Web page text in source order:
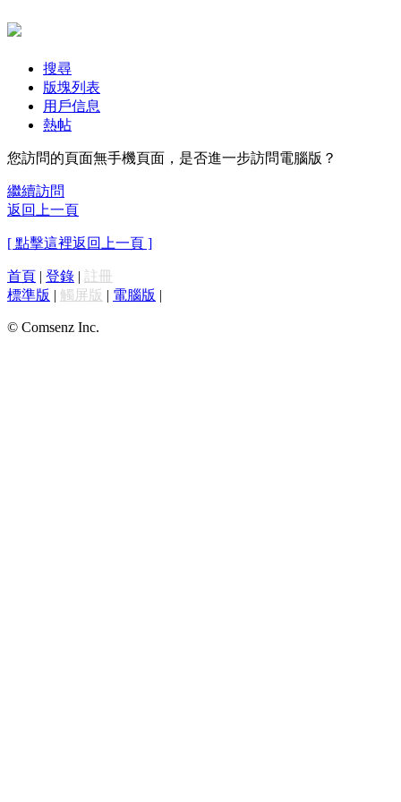
搜尋
版塊列表
用戶信息
熱帖
您訪問的頁面無手機頁面，是否進一步訪問電腦版？
繼續訪問
返回上一頁
[ 點擊這裡返回上一頁 ]
首頁 | 登錄 | 註冊
標準版 | 觸屏版 | 電腦版 |
© Comsenz Inc.